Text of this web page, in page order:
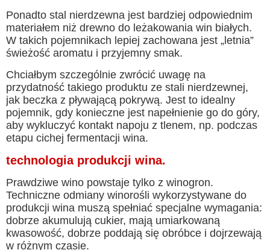
Ponadto stal nierdzewna jest bardziej odpowiednim
materiałem niż drewno do leżakowania win białych.
W takich pojemnikach lepiej zachowana jest „letnia”
świeżość aromatu i przyjemny smak.
Chciałbym szczególnie zwrócić uwagę na
przydatność takiego produktu ze stali nierdzewnej,
jak beczka z pływającą pokrywą. Jest to idealny
pojemnik, gdy konieczne jest napełnienie go do góry,
aby wykluczyć kontakt napoju z tlenem, np. podczas
etapu cichej fermentacji wina.
technologia produkcji wina.
Prawdziwe wino powstaje tylko z winogron.
Techniczne odmiany winorośli wykorzystywane do
produkcji wina muszą spełniać specjalne wymagania:
dobrze akumulują cukier, mają umiarkowaną
kwasowość, dobrze poddają się obróbce i dojrzewają
w różnym czasie.